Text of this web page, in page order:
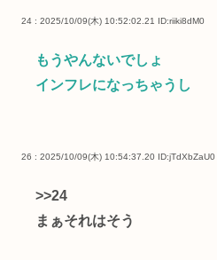
24 : 2025/10/09(木) 10:52:02.21 ID:riiki8dM0
もうやんないでしょ
インフレになっちゃうし
26 : 2025/10/09(木) 10:54:37.20 ID:jTdXbZaU0
>>24
まぁそれはそう